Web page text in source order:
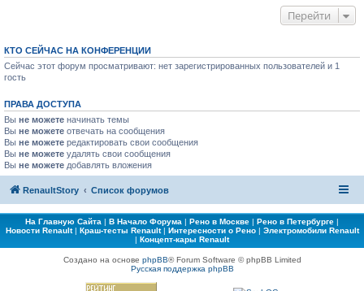
Перейти
КТО СЕЙЧАС НА КОНФЕРЕНЦИИ
Сейчас этот форум просматривают: нет зарегистрированных пользователей и 1
гость
ПРАВА ДОСТУПА
Вы не можете начинать темы
Вы не можете отвечать на сообщения
Вы не можете редактировать свои сообщения
Вы не можете удалять свои сообщения
Вы не можете добавлять вложения
RenaultStory Список форумов
На Главную Сайта | В Начало Форума | Рено в Москве | Рено в Петербурге |
Новости Renault| Краш-тесты Renault| Интересности о Рено| Электромобили Renault
| Концепт-кары Renault
Создано на основе phpBB® Forum Software © phpBB Limited
Русская поддержка phpBB